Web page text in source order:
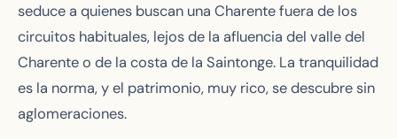
seduce a quienes buscan una Charente fuera de los
circuitos habituales, lejos de la afluencia del valle del
Charente o de la costa de la Saintonge. La tranquilidad
es la norma, y el patrimonio, muy rico, se descubre sin
aglomeraciones.